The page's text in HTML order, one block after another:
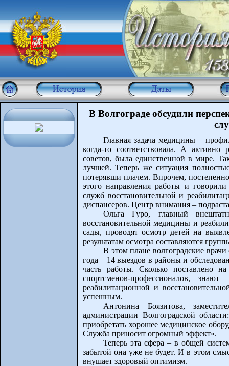
В Волгограде обсудили
Главная задача медицины –
когда-то соответствовала. А
советов, была единственной в мире.
лучшей. Теперь же ситуация
потерявши плачем. Впрочем,
этого направления работы и
служб восстановительной и
диспансеров. Центр внимания –
Ольга Гуро, главный
восстановительной медицины и
сады, проводят осмотр детей на
результатам осмотра составляются
В этом плане волгоградские
года – 14 выездов в районы и
часть работы. Сколько поставлено
спортсменов-профессионалов,
реабилитационной и
успешным.
Антонина Боязитова,
администрации Волгоградской
приобретать хорошее медицинское
Служба приносит огромный эффект».
Теперь эта сфера – в общей
забытой она уже не будет. И в этом
внушает здоровый оптимизм.